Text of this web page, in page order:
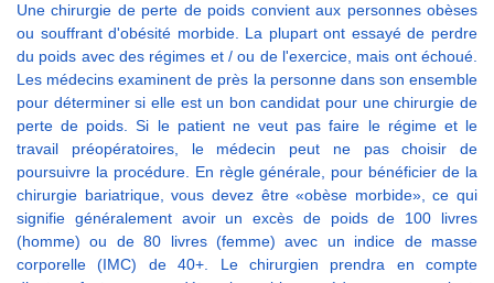
Une chirurgie de perte de poids convient aux personnes obèses
ou souffrant d'obésité morbide. La plupart ont essayé de perdre
du poids avec des régimes et / ou de l'exercice, mais ont échoué.
Les médecins examinent de près la personne dans son ensemble
pour déterminer si elle est un bon candidat pour une chirurgie de
perte de poids. Si le patient ne veut pas faire le régime et le
travail préopératoires, le médecin peut ne pas choisir de
poursuivre la procédure. En règle générale, pour bénéficier de la
chirurgie bariatrique, vous devez être «obèse morbide», ce qui
signifie généralement avoir un excès de poids de 100 livres
(homme) ou de 80 livres (femme) avec un indice de masse
corporelle (IMC) de 40+. Le chirurgien prendra en compte